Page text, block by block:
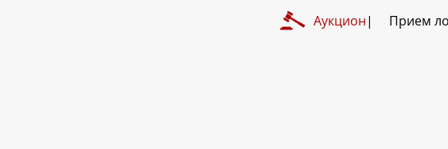
Аукцион Прием